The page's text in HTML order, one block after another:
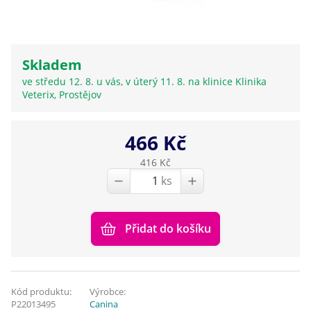
Skladem
ve středu 12. 8. u vás, v úterý 11. 8. na klinice Klinika
Veterix, Prostějov
466 Kč
416 Kč
ks
Přidat do košíku
Kód produktu:
P22013495
Výrobce:
Canina